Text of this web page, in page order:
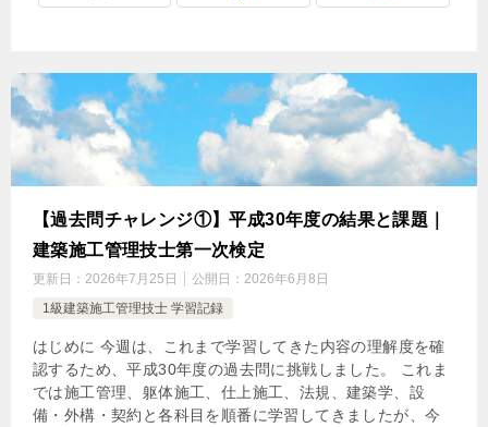
【過去問チャレンジ①】平成30年度の結果と課題｜
建築施工管理技士第一次検定
更新日： 2026年7月25日 公開日： 2026年6月8日
1級建築施工管理技士 学習記録
はじめに 今週は、これまで学習してきた内容の理解度を確
認するため、平成30年度の過去問に挑戦しました。 これま
では施工管理、躯体施工、仕上施工、法規、建築学、設
備・外構・契約と各科目を順番に学習してきましたが、今